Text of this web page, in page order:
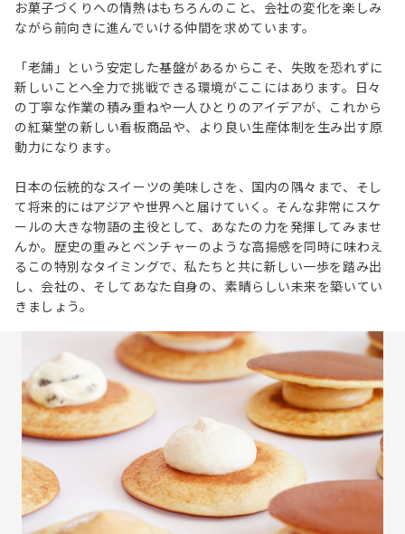
お菓子づくりへの情熱はもちろんのこと、会社の変化を楽しみ
ながら前向きに進んでいける仲間を求めています。
「老舗」という安定した基盤があるからこそ、失敗を恐れずに
新しいことへ全力で挑戦できる環境がここにはあります。日々
の丁寧な作業の積み重ねや一人ひとりのアイデアが、これから
の紅葉堂の新しい看板商品や、より良い生産体制を生み出す原
動力になります。
日本の伝統的なスイーツの美味しさを、国内の隅々まで、そし
て将来的にはアジアや世界へと届けていく。そんな非常にスケ
ールの大きな物語の主役として、あなたの力を発揮してみませ
んか。歴史の重みとベンチャーのような高揚感を同時に味わえ
るこの特別なタイミングで、私たちと共に新しい一歩を踏み出
し、会社の、そしてあなた自身の、素晴らしい未来を築いてい
きましょう。